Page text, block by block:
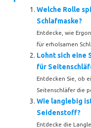
Welche Rolle
Schlafmaske?
Entdecke, wie
für erholsamen
Lohnt sich eine
für
Entdecken Sie, ob
Seitenschläfer die
Wie langlebig
Seidenstoff?
Entdecke die